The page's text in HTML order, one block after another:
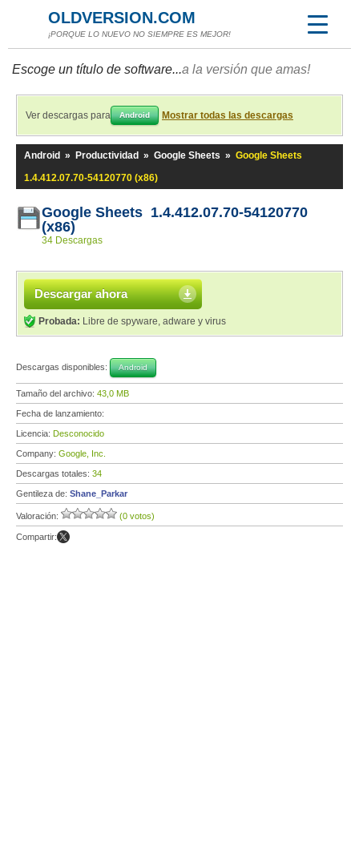
OLDVERSION.COM
¡PORQUE LO NUEVO NO SIEMPRE ES MEJOR!
Escoge un título de software...a la versión que amas!
Ver descargas para Android Mostrar todas las descargas
Android » Productividad » Google Sheets » Google Sheets
1.4.412.07.70-54120770 (x86)
Google Sheets 1.4.412.07.70-54120770
(x86)
34 Descargas
Descargar ahora
Probada: Libre de spyware, adware y virus
Descargas disponibles: Android
Tamaño del archivo: 43,0 MB
Fecha de lanzamiento:
Licencia: Desconocido
Company: Google, Inc.
Descargas totales: 34
Gentileza de: Shane_Parkar
Valoración: (0 votos)
Compartir: